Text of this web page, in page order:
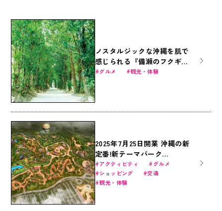
ノスタルジックな沖縄を肌で
感じられる『備瀬のフクギ並
木の楽しみ方』
グルメ 観光・体験
2025年7月25日開業 沖縄の新
定番!新テーマパーク
JUNGLIA（ジャングリア）の
最新情報
アクティビティ
グルメ
ショッピング
交通
観光・体験